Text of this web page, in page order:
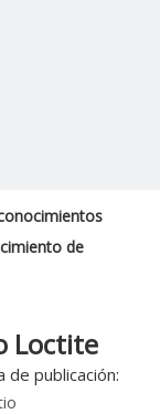
de
Loctite
publicación: